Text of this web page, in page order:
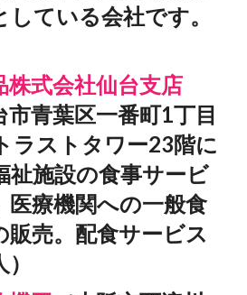
ている会社です。
株式会社仙台支店
市青葉区一番町1丁目
ストタワー23階に
祉施設の食事サービ
医療機関への一般食
販売。配食サービス